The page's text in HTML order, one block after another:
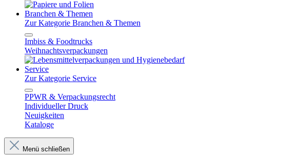
Branchen & Themen
Zur Kategorie Branchen & Themen
Imbiss & Foodtrucks
Weihnachtsverpackungen
Service
Zur Kategorie Service
PPWR & Verpackungsrecht
Individueller Druck
Neuigkeiten
Kataloge
Menü schließen